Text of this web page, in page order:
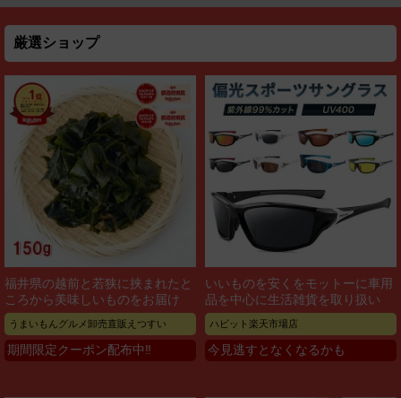
厳選ショップ
福井県の越前と若狭に挟まれたと
ころから美味しいものをお届け
うまいもんグルメ卸売直販えつすい
期間限定クーポン配布中‼
いいものを安くをモットーに車用
品を中心に生活雑貨を取り扱い
ハビット楽天市場店
今見逃すとなくなるかも